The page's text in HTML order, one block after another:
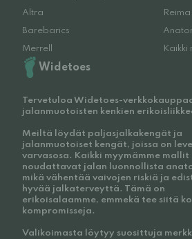
Altra
Reima
Barebarics
Merrell
Kaikki
Widetoes
Tervetuloa Widetoes-
jalanmuotoisten kenkien
Meiltä löydät paljasjalkakengät ja
jalanmuotoiset kengät, joissa on
varvasosa. Kaikki myymämme mallit
noudattavat jalan luonnollista
mikä vähentää vaivojen riskiä ja
hyvää jalkaterveyttä. Tämä on
erikoisalaamme, emmekä tee siitä
kompromisseja.
Valikoimasta löytyy suosittuja